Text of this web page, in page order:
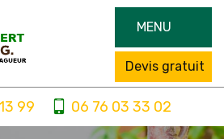
MENU
Devis gratuit
99 06 76 03 33 02